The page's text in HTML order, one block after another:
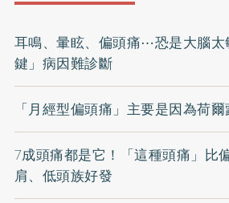
耳鳴、暈眩、偏頭痛⋯恐是大腦太
鍵」病因難診斷
「月經型偏頭痛」主要是因為荷
7成頭痛都是它！「這種頭痛」比
肩、低頭族好發